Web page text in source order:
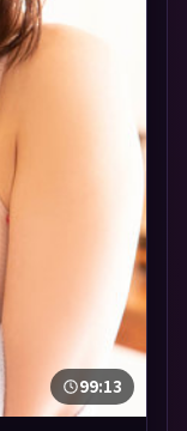
99:13